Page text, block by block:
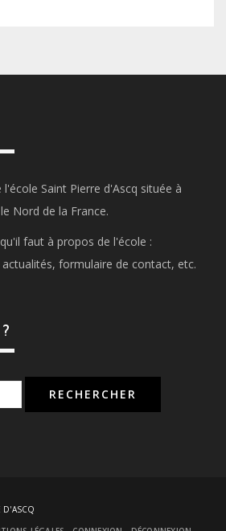
Saint Pierre d'Ascq située à
Nord de la France.
faut à propos de l'école :
formulaire de contact, etc.
D'ASCQ